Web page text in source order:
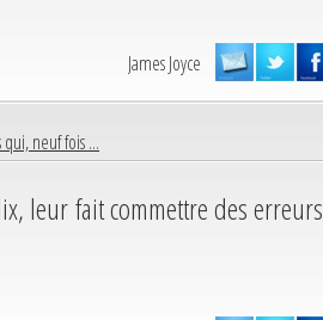
James Joyce
neuf fois ...
leur fait commettre des erreurs